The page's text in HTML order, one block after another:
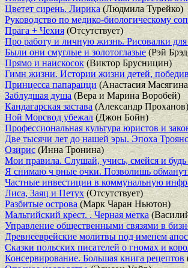
Цветет сирень. Лирика(Людмила Турейко)
Руководство по медико-биологическому
Прага + Чехия(Отсутствует)
Про работу и личную жизнь. Рисовалки
Были они смуглые и золотоглазые (Рэй
Прямо и наискосок (Виктор Брусницин)
Гимн жизни. Истории жизни детей,
Принцесса папарацци (Анастасия
Заблудшая душа(Вера и Марина Воробей)
Кандагарская застава (Александр Проханов)
Ной Морсвод убежал(Джон Бойн)
Профессиональная культура юристов и
Две тысячи лет до нашей эры. Эпоха
Озирис (Инна Тронина)
Мои правила. Слушай, учись, смейся и
Я снимаю ч рные очки. Позволишь
Частные инвестиции в коммунальную
Лиса, Заяц и Петух (Отсутствует)
Разбитые острова (Марк Чаран Ньютон)
Мальтийский крест. . Черная метка
Управление общественными связями в
Древнееврейские молитвы под именем
Сказки польских писателей о гномах и
Консервирование. Большая книга рецептов